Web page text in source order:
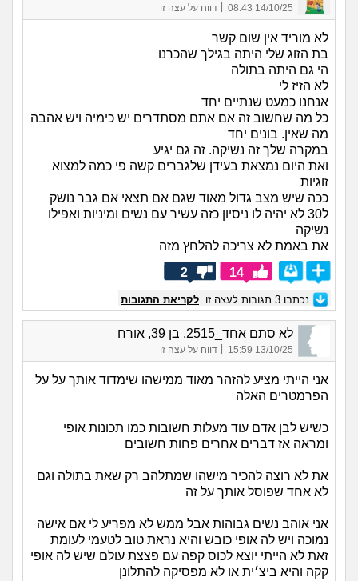
14/10/25 08:43 דווח על עצה זו
לא מוריד אין שום קשר
בת הזוג שלי היתה בגילך שהכרנו
הי גם היתה בתולה
לא הזיז לי
אנחנו כמעט שנתיים יחד
כל מה שחשוב זה אם אתם מסתדרים יש כימיה ויש אהבה
מה שאין. בונים יחד
במקרה שלך זה נשיקה. זה גם יגיע
ואת היום נמצאת בעידן שלגברים קשה פי כמה למצוא
זוגיות
ככה שיש מצב גדול מאוד שגם אם תצאי אם גבר נושק
ל30 לא יהיה לו ניסיון כזה עשיר עם נשים ומיניות ואפילו
נשיקה
את באמת לא צריכה להלחץ מזה
14
2
נכתבו 3 תגובות לעצה זו. לקריאת התגובות
לא סתם אחד_2515, בן 39, אורח
13/10/25 15:59 דווח על עצה זו
אני הייתי מציע להזהר מאוד ממישהו שימדוד אותך על על
הפרמטרים האלה
כשיש לבן אדם עוד מעלות חשובות כמו תכונות אופי
ומראה אז דברים אחרים פחות חשובים
את לא רוצה להכיר מישהו שמתלהב רק שאת בתולה וגם
לא אחד שפוסל אותך על זה
אני אוהב נשים גבוהות אבל ממש לא מפריע לי אם אישה
נמוכה ויש לה אופי כובש והיא נראת טוב לטעמי לעומת
זאת לא הייתי יוצא לכוס קפה עם פצצת עולם שיש לה אופי
קקה והיא ביצ׳ית או לא מפסיקה להתלונן